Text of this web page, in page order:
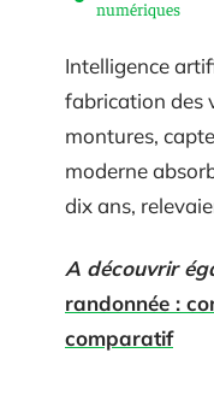
numériques
Intelligence
fabrication des
montures,
moderne
dix ans,
A découvrir
randonnée :
comparatif